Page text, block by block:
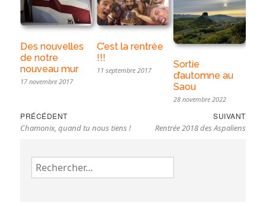
Des nouvelles
de notre
nouveau mur
17 novembre 2017
C’est la rentrée
!!!
11 septembre 2017
Sortie
d’automne au
Saou
28 novembre 2022
Navigation
de
l’article
PRÉCÉDENTPrevious
post:
Chamonix, quand tu nous tiens !
SUIVANT
Rentrée 2018 des Aspaliens
Rechercher :